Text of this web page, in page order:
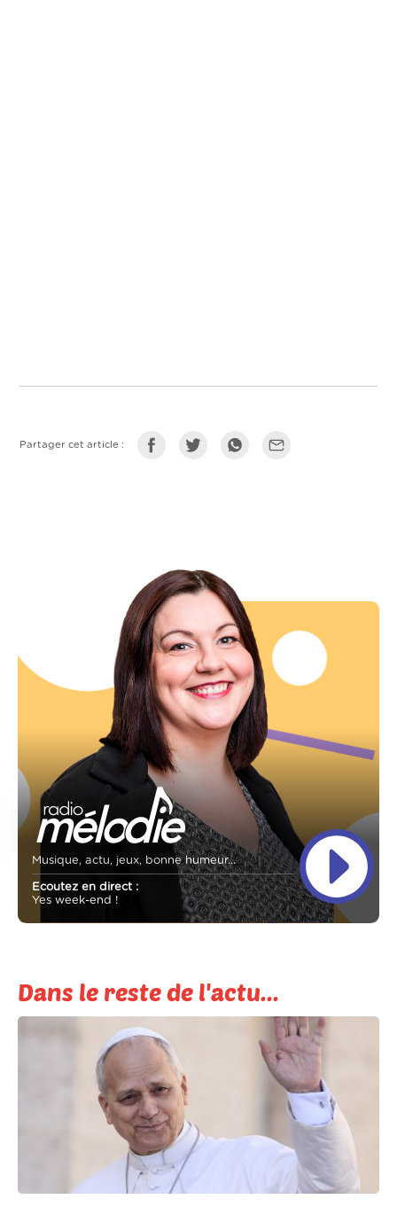
Partager cet article :
Musique, actu, jeux, bonne humeur...
Ecoutez en direct :
Yes week-end !
Dans le reste de l'actu...